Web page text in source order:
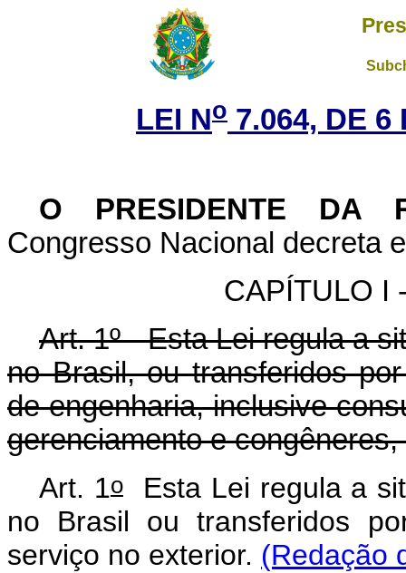
LEI No 7.064, DE 6
O
PRESIDENTE DA
Congresso Nacional decreta
CAPÍTULO I
Art. 1º - Esta Lei regula a
no Brasil, ou transferidos
de engenharia, inclusive
gerenciamento e
Art. 1oEsta Lei regula a
no Brasil ou transferidos
serviço no exterior. (Redação